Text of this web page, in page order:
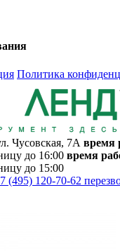
Политика
Чусовская, 7А время
до 16:00 время
до 15:00
(495) 120-70-62